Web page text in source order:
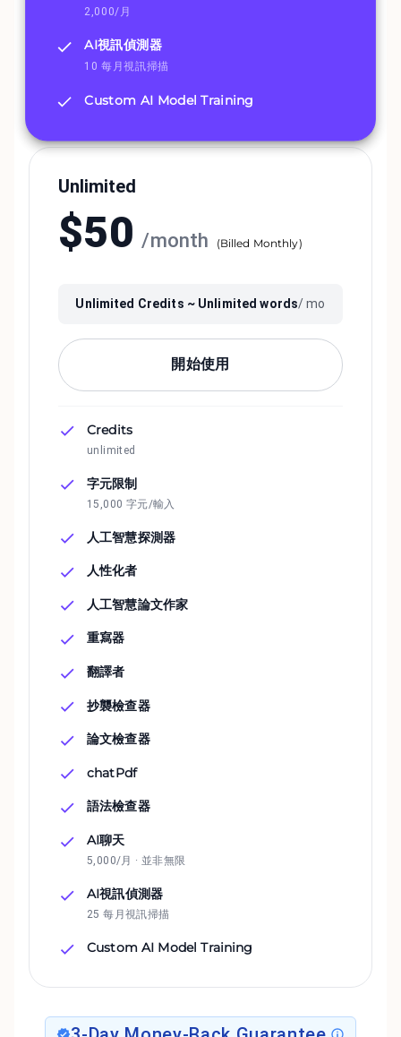
2,000/月
AI視訊偵測器
10 每月視訊掃描
Custom AI Model Training
Unlimited
$50 /month (Billed Monthly)
Unlimited Credits ~ Unlimited words/ mo
開始使用
Credits
unlimited
字元限制
15,000 字元/輸入
人工智慧探測器
人性化者
人工智慧論文作家
重寫器
翻譯者
抄襲檢查器
論文檢查器
chatPdf
語法檢查器
AI聊天
5,000/月 · 並非無限
AI視訊偵測器
25 每月視訊掃描
Custom AI Model Training